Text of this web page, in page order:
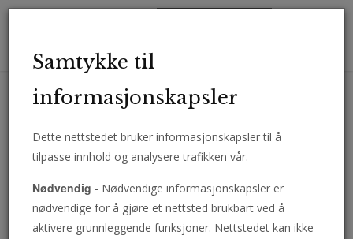
Motta viktige analyser, kommentarer og nyheter direkte på e-post.
ABONNER
Samtykke til
informasjonskapsler
Dette nettstedet bruker informasjonskapsler til å
tilpasse innhold og analysere trafikken vår.
Nødvendig - Nødvendige informasjonskapsler er
nødvendige for å gjøre et nettsted brukbart ved å
aktivere grunnleggende funksjoner. Nettstedet kan ikke